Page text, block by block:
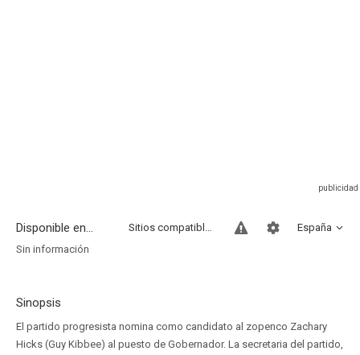
Disponible en... España
Sitios compatibles
Sin información
Sinopsis
El partido progresista nomina como candidato al zopenco Zachary
Hicks (Guy Kibbee) al puesto de Gobernador. La secretaria del partido,